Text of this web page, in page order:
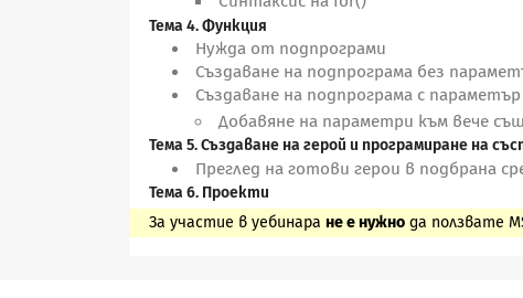
Тема 4. Функция
Нужда от подпрограми
Създаване на подпрограма без
Създаване на подпрограма с параметър
Добавяне на параметри към вече
Тема 5. Създаване на герой и програмиране на
Преглед на готови герои в подбрана
Тема 6. Проекти
За участие в уебинара не е нужнода ползвате